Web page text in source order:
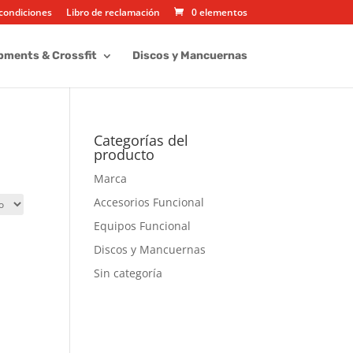
Libro de reclamación 0 elementos
& Crossfit Discos y Mancuernas
Categorías del
producto
Marca
Accesorios Funcional
Equipos Funcional
Discos y Mancuernas
Sin categoría